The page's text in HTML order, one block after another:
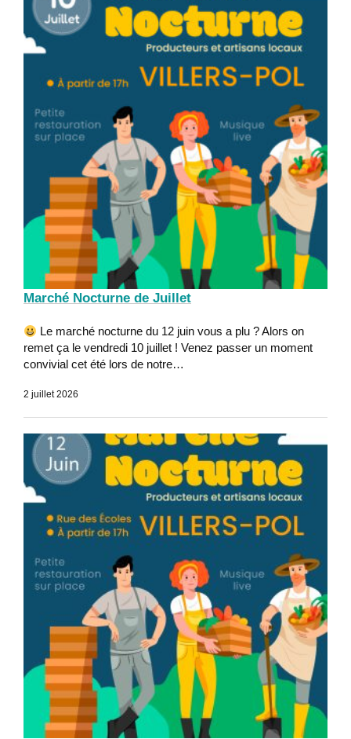
Marché Nocturne de Juillet
Le marché nocturne du 12 juin vous a plu ? Alors on
remet ça le vendredi 10 juillet ! Venez passer un moment
convivial cet été lors de notre…
2 juillet 2026